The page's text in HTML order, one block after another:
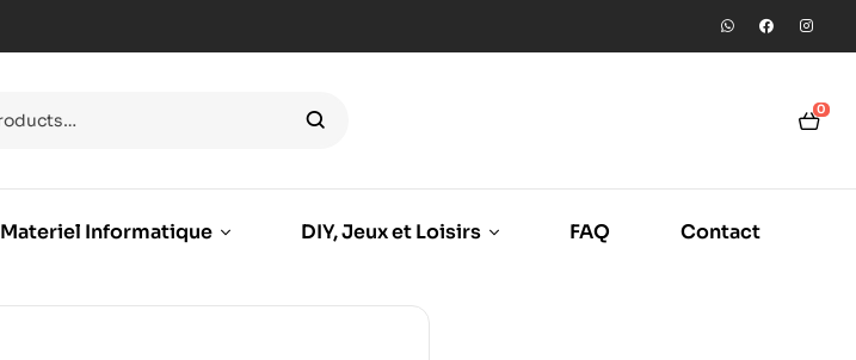
0
Materiel Informatique DIY, Jeux et Loisirs FAQ Contact